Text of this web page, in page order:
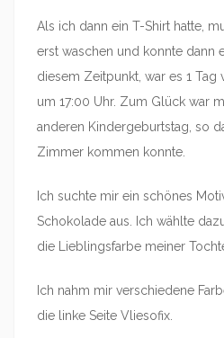
Als ich dann ein T-Shirt hatte,
erst waschen und konnte dann
diesem Zeitpunkt, war es 1 Tag
um 17:00 Uhr. Zum Glück war
anderen Kindergeburtstag, so
Zimmer kommen konnte.
Ich suchte mir ein schönes
Schokolade aus. Ich wählte
die Lieblingsfarbe meiner
Ich nahm mir verschiedene
die linke Seite Vliesofix.